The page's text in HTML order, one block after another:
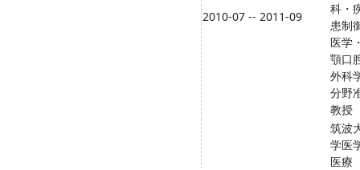
2010-07 -- 2011-09
科・
患制
医学
顎口
外科
分野
教授
筑波
学医
医療